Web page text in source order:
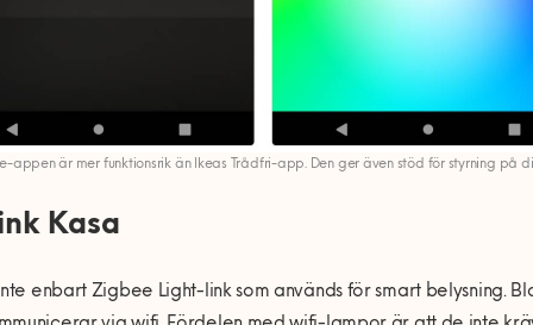
appen är mer funktionsrik än Ikeas Trådfri-app. Den ger även stöd för styrning på
Kasa
enbart Zigbee Light-link som används för smart belysning.